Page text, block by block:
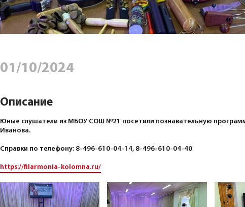
01/10/2024
Описание
Юные слушатели из МБОУ СОШ №21 посетили познавательную
Иванова.
Справки по телефону: 8-496-610-04-14, 8-496-610-04-40
https://filarmonia-kolomna.ru/